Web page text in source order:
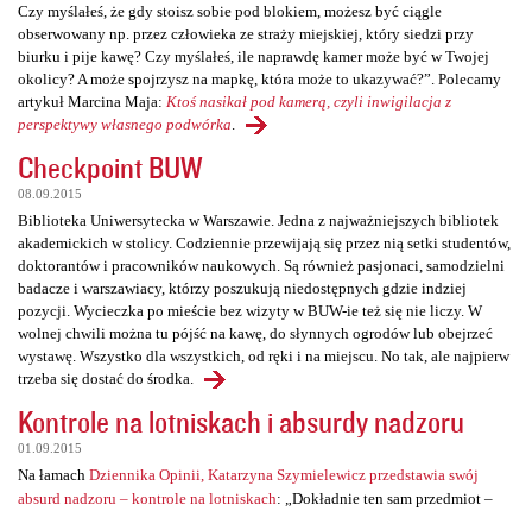
Czy myślałeś, że gdy stoisz sobie pod blokiem, możesz być ciągle
obserwowany np. przez człowieka ze straży miejskiej, który siedzi przy
biurku i pije kawę? Czy myślałeś, ile naprawdę kamer może być w Twojej
okolicy? A może spojrzysz na mapkę, która może to ukazywać?”. Polecamy
artykuł Marcina Maja: Ktoś nasikał pod kamerą, czyli inwigilacja z
perspektywy własnego podwórka
Checkpoint BUW
08.09.2015
Biblioteka Uniwersytecka w Warszawie. Jedna z najważniejszych bibliotek
akademickich w stolicy. Codziennie przewijają się przez nią setki studentów,
doktorantów i pracowników naukowych. Są również pasjonaci, samodzielni
badacze i warszawiacy, którzy poszukują niedostępnych gdzie indziej
pozycji. Wycieczka po mieście bez wizyty w BUW-ie też się nie liczy. W
wolnej chwili można tu pójść na kawę, do słynnych ogrodów lub obejrzeć
wystawę. Wszystko dla wszystkich, od ręki i na miejscu. No tak, ale najpierw
trzeba się dostać do środka.
Kontrole na lotniskach i absurdy nadzoru
01.09.2015
Na łamach Dziennika Opinii, Katarzyna Szymielewicz przedstawia swój
absurd nadzoru – kontrole na lotniskach: „Dokładnie ten sam przedmiot –